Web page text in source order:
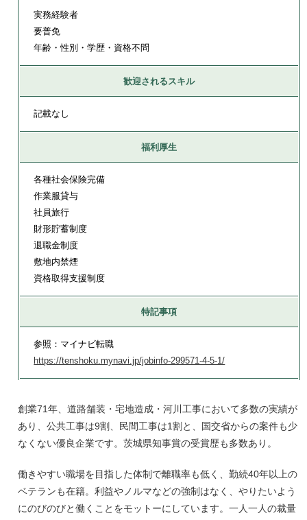
実務経験者
要普免
年齢・性別・学歴・資格不問
歓迎されるスキル
記載なし
福利厚生
各種社会保険完備
作業服貸与
社員旅行
財形貯蓄制度
退職金制度
敷地内禁煙
資格取得支援制度
特記事項
参照：マイナビ転職
https://tenshoku.mynavi.jp/jobinfo-299571-4-5-1/
創業71年、道路舗装・宅地造成・河川工事において多数の実績が
あり、公共工事は9割、民間工事は1割と、国交省からの案件も少
なくない優良企業です。茨城県知事賞の受賞歴も多数あり。
働きやすい職場を目指した体制で離職率も低く、勤続40年以上の
ベテランも在籍。利益やノルマなどの強制はなく、やりたいよう
にのびのびと働くことをモットーにしています。一人一人の裁量